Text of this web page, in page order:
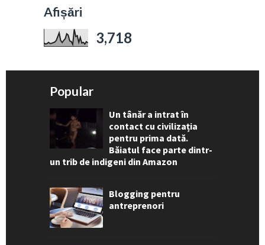
Afișări
3,718
Popular
Un tânăr a intrat în
contact cu civilizația
pentru prima dată.
Băiatul face parte dintr-
un trib de indigeni din Amazon
Blogging pentru
antreprenori